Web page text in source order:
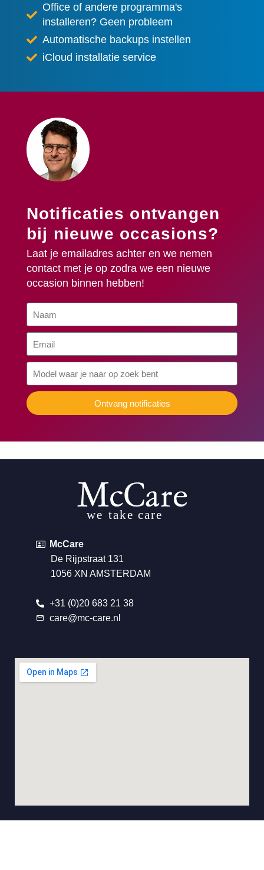
Office of andere programma's
installeren? Geen probleem
Automatische backups instellen
iCloud installatie service
Notificaties ontvangen
bij nieuwe occasions?
Laat je emailadres achter en we nemen
contact met je op zodra we een nieuwe
occasion binnen hebben!
Ontvang notificaties
McCare
De Rijpstraat 131
1056 XN AMSTERDAM
+31 (0)20 683 21 38
care@mc-care.nl